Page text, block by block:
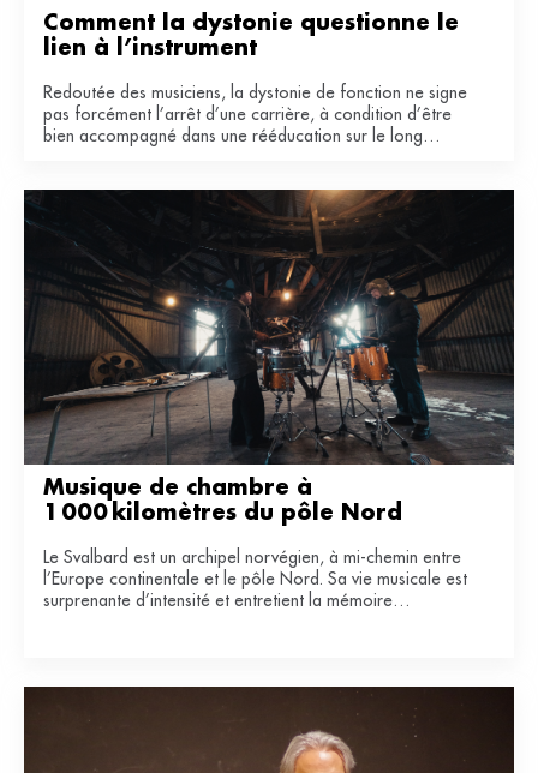
Comment la dystonie questionne le
lien à l’instrument
Redoutée des musiciens, la dystonie de fonction ne signe
pas forcément l’arrêt d’une carrière, à condition d’être
bien accompagné dans une rééducation sur le long
Musique de chambre à
1 000 kilomètres du pôle Nord
Le Svalbard est un archipel norvégien, à mi-chemin entre
l’Europe continentale et le pôle Nord. Sa vie musicale est
surprenante d’intensité et entretient la mémoire